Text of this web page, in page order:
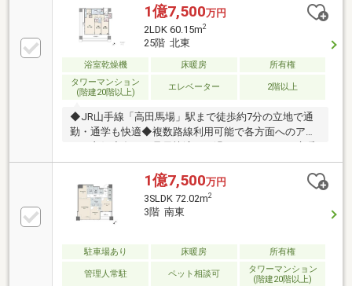
ミング、各種保険の見直し・・・etc・おウチの設備保
証や定期点検、駆け付けサービス・・・etc購入前のタ
イミングは勿論、購入後のご不安につきましてもご相
談可能です！まずはお気軽に現地をご覧下さいませ。
物件の詳細について、ご見学希望のお客様は下記番号
までお気軽にご連絡下さい。お問い合わせ専用フリー
ダイヤル ： ０１２０－１０４－５７０
1億7,500万円
2LDK 60.15m2
25階 北東
浴室乾燥機 床暖房
所有権
タワーマンション
(階建20階以上)
エレベーター 2階以上
◆JR山手線「高田馬場」駅まで徒歩約7分の立地で通
勤・通学も快適◆複数路線利用可能で各方面へのアク
房設置◆仕切りを開けて広々と使えるLDK＋約5帖洋室
◆食洗機・ディスポーザー完備で後片付けもスムーズ
◆衣類や小物をすっきりしまえるWIC付き◆各部屋に
収納スペースがあり、無駄なく使える間取◆掃除道具
や日用品をサッとしまえる廊下収納◆全室から出入り
で、いつでも快適バスタイム◆ゲストルーム・スカイ
ラウンジなど共用施設が充実◆タワーマンションなら
ではの開放感、ガラスウォール
1億7,500万円
3SLDK 72.02m2
3階 南東
駐車場あり 床暖房 所有権
管理人常駐 ペット相談可
タワーマンション
(階建20階以上)